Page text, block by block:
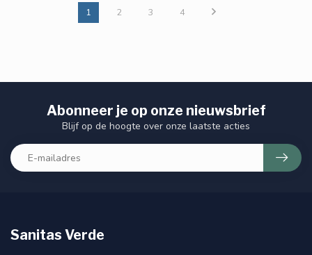
1 2 3 4
Abonneer je op onze nieuwsbrief
Blijf op de hoogte over onze laatste acties
Sanitas Verde